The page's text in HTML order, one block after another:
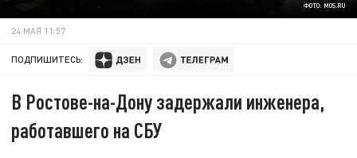
ФОТО: MOS.RU
24 МАЯ 11:57
ПОДПИШИТЕСЬ:
В Ростове-на-Дону задержали инженера,
работавшего на СБУ